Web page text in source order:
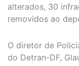
alterados, 30
removidos ao
O diretor de
do Detran-DF,